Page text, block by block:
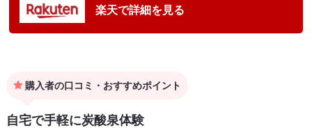
楽天で詳細を見る
購入者の口コミ・おすすめポイント
自宅で手軽に炭酸泉体験